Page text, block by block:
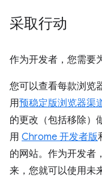
采取行动
作为开发者，您需要
您可以查看每款浏览
用预稳定版浏览器渠
的更改（包括移除）
用 Chrome 开发者版
的网站。作为开发者
来，您就可以使用未